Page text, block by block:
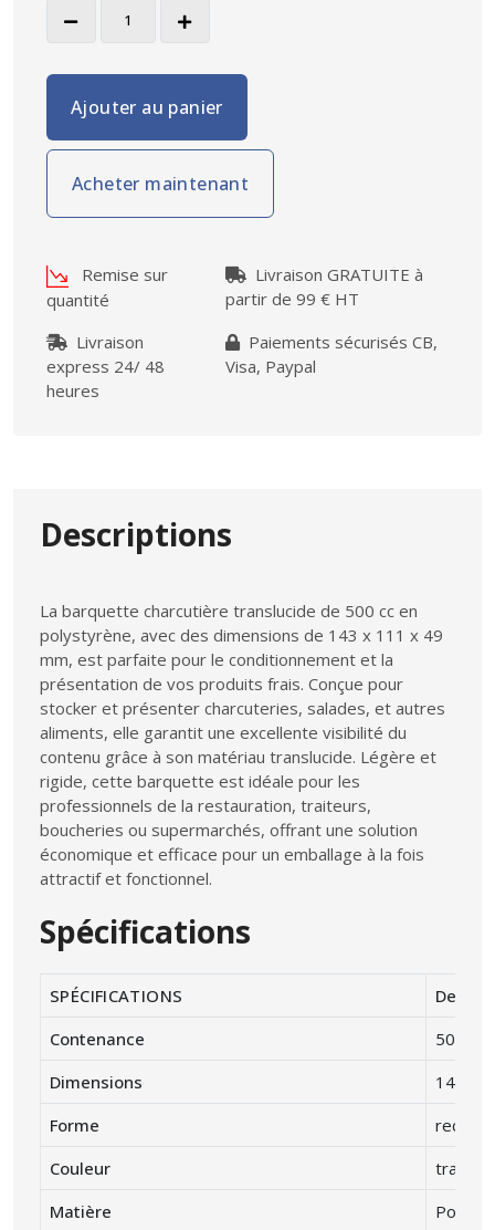
Ajouter au panier
Acheter maintenant
Remise sur
quantité
Livraison GRATUITE à
partir de 99 € HT
Livraison
express 24/ 48
heures
Paiements sécurisés CB,
Visa, Paypal
Descriptions
La barquette charcutière translucide de 500 cc en
polystyrène, avec des dimensions de 143 x 111 x 49
mm, est parfaite pour le conditionnement et la
présentation de vos produits frais. Conçue pour
stocker et présenter charcuteries, salades, et autres
aliments, elle garantit une excellente visibilité du
contenu grâce à son matériau translucide. Légère et
rigide, cette barquette est idéale pour les
professionnels de la restauration, traiteurs,
boucheries ou supermarchés, offrant une solution
économique et efficace pour un emballage à la fois
attractif et fonctionnel.
Spécifications
SPÉCIFICATIONS
Contenance
500 cc
Dimensions
143 x
Forme
Couleur
Matière